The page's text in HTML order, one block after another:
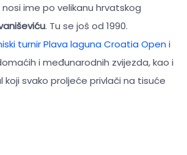
nosi ime po velikanu hrvatskog
. Tu se još od 1990.
turnir Plava laguna Croatia Openi
i međunarodnih zvijezda, kao i
koji svako proljeće privlači na tisuće